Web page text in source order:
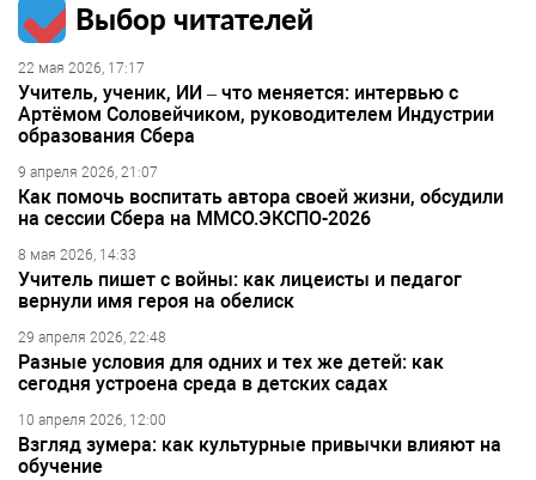
Выбор читателей
22 мая 2026, 17:17
Учитель, ученик, ИИ – что меняется: интервью с
Артёмом Соловейчиком, руководителем Индустрии
образования Сбера
9 апреля 2026, 21:07
Как помочь воспитать автора своей жизни, обсудили
на сессии Сбера на ММСО.ЭКСПО-2026
8 мая 2026, 14:33
Учитель пишет с войны: как лицеисты и педагог
вернули имя героя на обелиск
29 апреля 2026, 22:48
Разные условия для одних и тех же детей: как
сегодня устроена среда в детских садах
10 апреля 2026, 12:00
Взгляд зумера: как культурные привычки влияют на
обучение